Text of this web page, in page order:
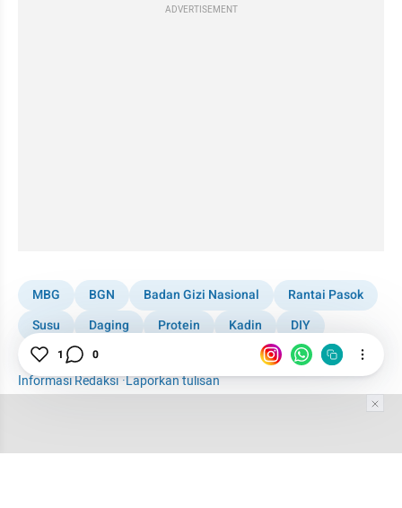
ADVERTISEMENT
MBG BGN Badan Gizi Nasional
Rantai Pasok
Susu
Daging Protein Kadin
DIY
Malaysia
Informasi Redaksi·Laporkan tulisan
1 0